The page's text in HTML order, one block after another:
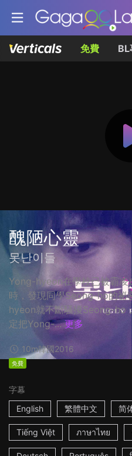
免費 BL
醜陋心靈
못난이들
Yong-hyeon在學校已被霸凌
時，發現同學Seong-ho的祕
hyeon就不斷騷擾Seong-ho
定把Yong-... 更多
10m韓國2016
免費
字幕
English
繁體中文 简
Tiếng Việt ภาษาไทย